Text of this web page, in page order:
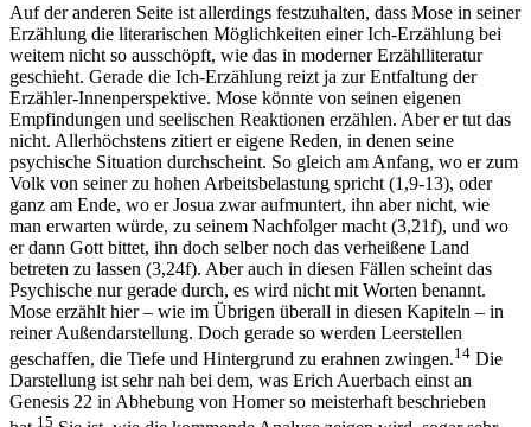
Auf der anderen Seite ist allerdings festzuhalten, dass Mose in seiner
Erzählung die literarischen Möglichkeiten einer Ich-Erzählung bei
weitem nicht so ausschöpft, wie das in moderner Erzählliteratur
geschieht. Gerade die Ich-Erzählung reizt ja zur Entfaltung der
Erzähler-Innenperspektive. Mose könnte von seinen eigenen
Empfindungen und seelischen Reaktionen erzählen. Aber er tut das
nicht. Allerhöchstens zitiert er eigene Reden, in denen seine
psychische Situation durchscheint. So gleich am Anfang, wo er zum
Volk von seiner zu hohen Arbeitsbelastung spricht (1,9-13), oder
ganz am Ende, wo er Josua zwar aufmuntert, ihn aber nicht, wie
man erwarten würde, zu seinem Nachfolger macht (3,21f), und wo
er dann Gott bittet, ihn doch selber noch das verheißene Land
betreten zu lassen (3,24f). Aber auch in diesen Fällen scheint das
Psychische nur gerade durch, es wird nicht mit Worten benannt.
Mose erzählt hier – wie im Übrigen überall in diesen Kapiteln – in
reiner Außendarstellung. Doch gerade so werden Leerstellen
geschaffen, die Tiefe und Hintergrund zu erahnen zwingen.14 Die
Darstellung ist sehr nah bei dem, was Erich Auerbach einst an
Genesis 22 in Abhebung von Homer so meisterhaft beschrieben
15